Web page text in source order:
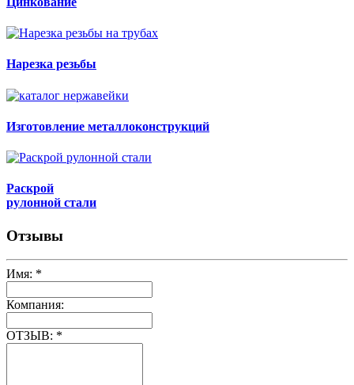
Нарезка резьбы
Изготовление металлоконструкций
Раскрой
рулонной стали
Отзывы
Имя: *
Компания:
ОТЗЫВ: *